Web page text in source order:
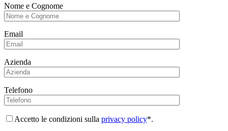
Nome e Cognome
Email
Azienda
Telefono
Accetto le condizioni sulla privacy policy*.